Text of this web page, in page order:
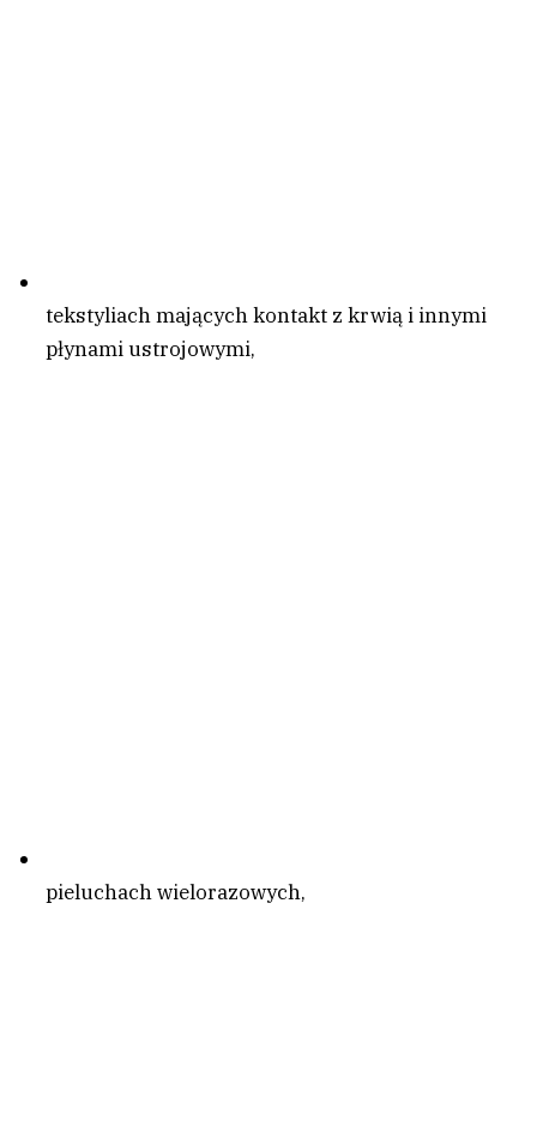
tekstyliach mających kontakt z krwią i innymi
płynami ustrojowymi,
pieluchach wielorazowych,